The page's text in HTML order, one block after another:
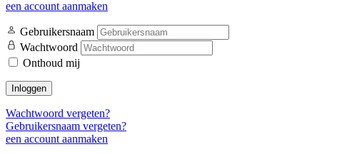
een account aanmaken
Gebruikersnaam
Wachtwoord
Onthoud mij
Inloggen
Wachtwoord vergeten?
Gebruikersnaam vergeten?
een account aanmaken